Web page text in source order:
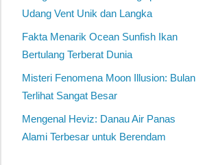
Udang Vent Unik dan Langka
Fakta Menarik Ocean Sunfish Ikan
Bertulang Terberat Dunia
Misteri Fenomena Moon Illusion: Bulan
Terlihat Sangat Besar
Mengenal Heviz: Danau Air Panas
Alami Terbesar untuk Berendam